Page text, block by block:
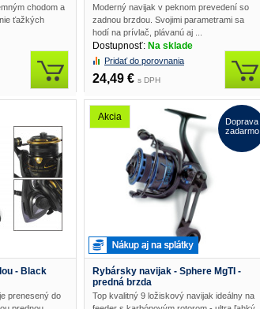
chodom a
ťažkých
Moderný navijak v peknom prevedení so
zadnou brzdou. Svojimi parametrami sa
hodí na prívlač, plávanú aj ...
Dostupnosť: Na sklade
Pridať do porovnania
24,49 € s DPH
- Black
prenesený do
Akcia
Rybársky navijak - Sphere MgTI -
predná brzda
Top kvalitný 9 ložiskový navijak ideálny na
Doprava
zadarmo